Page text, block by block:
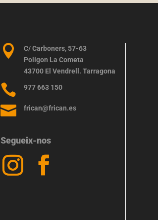

C/ Carboners, 57-63
Polígon La Cometa
43700 El Vendrell. Tarragona
 977 663 150
 frican@frican.es
Segueix-nos